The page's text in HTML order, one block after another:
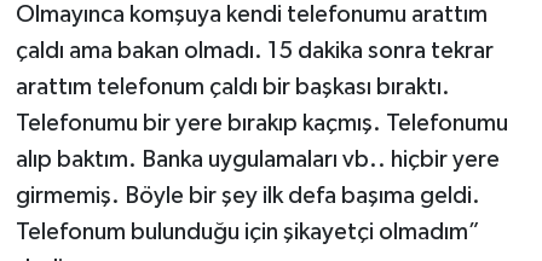
Olmayınca komşuya kendi telefonumu arattım
çaldı ama bakan olmadı. 15 dakika sonra tekrar
arattım telefonum çaldı bir başkası bıraktı.
Telefonumu bir yere bırakıp kaçmış. Telefonumu
alıp baktım. Banka uygulamaları vb.. hiçbir yere
girmemiş. Böyle bir şey ilk defa başıma geldi.
Telefonum bulunduğu için şikayetçi olmadım”